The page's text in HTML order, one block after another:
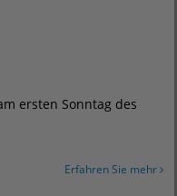
ersten Sonntag des
Erfahren Sie mehr